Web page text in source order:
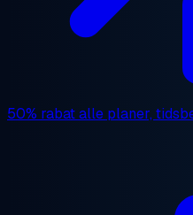
50% rabatalle planer,